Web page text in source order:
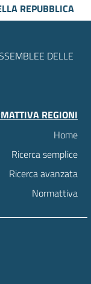
REPUBBLICA
DELLE
REGIONI
Home
Ricerca semplice
Ricerca avanzata
Normattiva